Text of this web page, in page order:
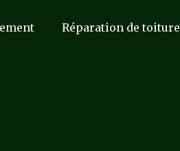
Réparation de toiture